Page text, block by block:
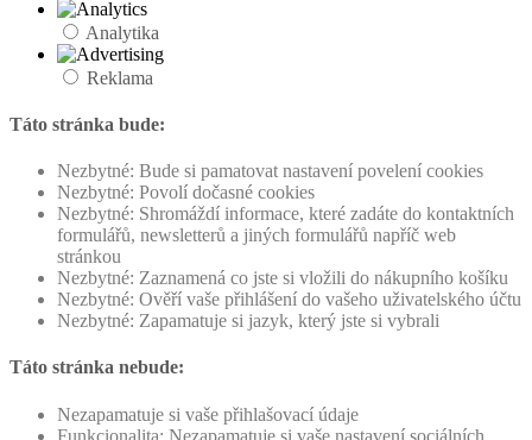
Analytika
Reklama
Táto stránka bude:
Nezbytné: Bude si pamatovat nastavení povelení cookies
Nezbytné: Povolí dočasné cookies
Nezbytné: Shromáždí informace, které zadáte do kontaktních
formulářů, newsletterů a jiných formulářů napříč web
stránkou
Nezbytné: Zaznamená co jste si vložili do nákupního košíku
Nezbytné: Ověří vaše přihlášení do vašeho uživatelského účtu
Nezbytné: Zapamatuje si jazyk, který jste si vybrali
Táto stránka nebude:
Nezapamatuje si vaše přihlašovací údaje
Funkcionalita: Nezapamatuje si vaše nastavení sociálních